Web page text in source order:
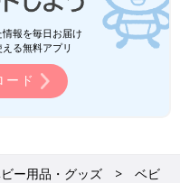
報を毎日お届け
る無料アプリ
ード
ー用品・グッズ
ベビ